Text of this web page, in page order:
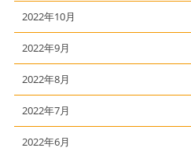
2022年10月
2022年9月
2022年8月
2022年7月
2022年6月